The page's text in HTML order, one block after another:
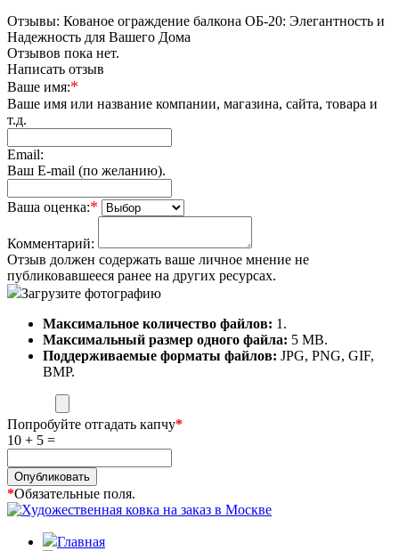
Отзывы: Кованое ограждение балкона ОБ-20: Элегантность и
Надежность для Вашего Дома
Отзывов пока нет.
Написать отзыв
Ваше имя:*
Ваше имя или название компании, магазина, сайта, товара и
т.д.
Email:
Ваш E-mail (по желанию).
Ваша оценка:*
Комментарий:
Отзыв должен содержать ваше личное мнение не
публиковавшееся ранее на других ресурсах.
Загрузите фотографию
Максимальное количество файлов: 1.
Максимальный размер одного файла: 5 MB.
Поддерживаемые форматы файлов: JPG, PNG, GIF,
BMP.
Попробуйте отгадать капчу*
10 + 5 =
Опубликовать
*Обязательные поля.
Главная